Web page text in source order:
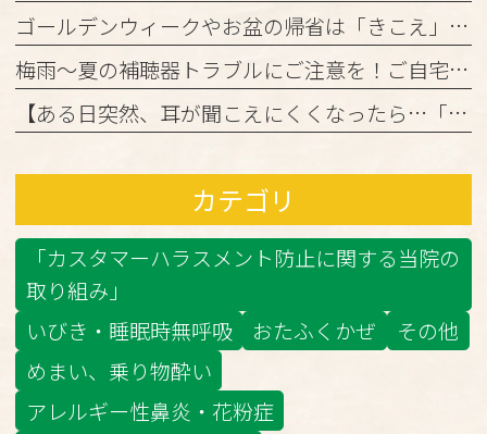
ゴールデンウィークやお盆の帰省は「きこえ」のチェックのチャンス！難聴と認知機能の関係について
梅雨～夏の補聴器トラブルにご注意を！ご自宅でのケアと定期メンテナンスのお願い
【ある日突然、耳が聞こえにくくなったら…「突発性難聴」かもしれません】
カテゴリ
「カスタマーハラスメント防止に関する当院の
取り組み」
いびき・睡眠時無呼吸
おたふくかぜ
その他
めまい、乗り物酔い
アレルギー性鼻炎・花粉症